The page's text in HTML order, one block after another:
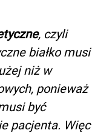
, czyli
białko musi
niż w
ponieważ
być
pacjenta. Więc